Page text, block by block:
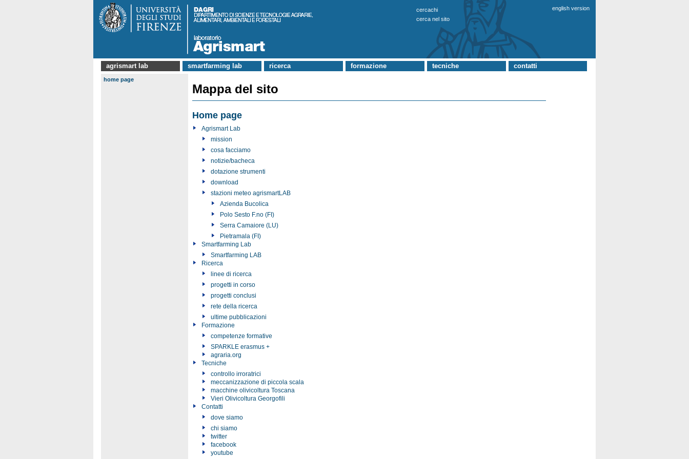
english version
cercachi
cerca nel sito
agrismart lab smartfarming lab ricerca formazione tecniche contatti
home page
Mappa del sito
Home page
Agrismart Lab
mission
cosa facciamo
notizie/bacheca
dotazione strumenti
download
stazioni meteo agrismartLAB
Azienda Bucolica
Polo Sesto F.no (FI)
Serra Camaiore (LU)
Pietramala (FI)
Smartfarming Lab
Smartfarming LAB
Ricerca
linee di ricerca
progetti in corso
progetti conclusi
rete della ricerca
ultime pubblicazioni
Formazione
competenze formative
SPARKLE erasmus +
agraria.org
Tecniche
controllo irroratrici
meccanizzazione di piccola scala
macchine olivicoltura Toscana
Vieri Olivicoltura Georgofili
Contatti
dove siamo
chi siamo
twitter
facebook
youtube